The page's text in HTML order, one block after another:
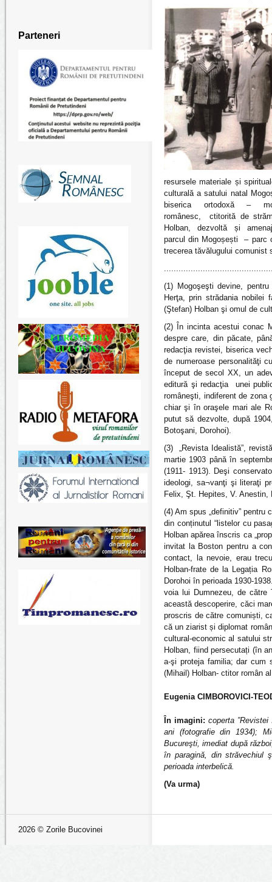
Parteneri
resursele materiale și
culturală a satului natal
biserica ortodoxă –
românesc, ctitorită de
Holban, dezvoltă și
parcul din Mogoșești – parc
trecerea tăvălugului comunist
(1) Mogoşeşti devine,
Herţa, prin strădania
(Ştefan) Holban şi omul de
(2) În incinta acestui conac
despre care, din păcate,
redacţia revistei, biserica
de numeroase personalităţi
început de secol XX, un
editură şi redacţia unei
româneşti, indiferent de zona
chiar şi în oraşele mari ale
putut să dezvolte, după
Botoşani, Dorohoi).
(3) „Revista Idealistă”,
martie 1903 până în
(1911- 1913). Deşi
ideologi, sa¬vanţi şi literaţi
Felix, Şt. Hepites, V.
(4) Am spus „definitiv”
din conținutul “listelor cu
Holban apărea înscris ca
invitat la Boston pentru a
contact, la nevoie, erau
Holban-frate de la Legația
Dorohoi în perioada 1930-
voia lui Dumnezeu, de către
această descoperire, căci
proscris de către comuniști,
că un ziarist și diplomat
cultural-economic al satului
Holban, fiind persecutați (în
a-şi proteja familia; dar cum
(Mihail) Holban- ctitor român
Eugenia CIMBOROVICI-
În imagini: coperta
ani (fotografie din 1934);
Bucureşti, imediat după
în paragină, din străvechiul
perioada interbelică.
(Va urma)
2026 © Zorile Bucovinei